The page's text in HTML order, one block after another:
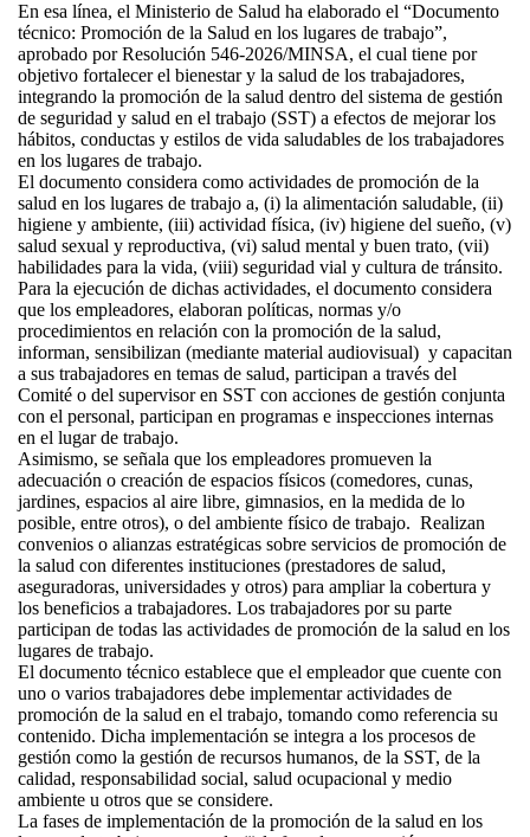
En esa línea, el Ministerio de Salud ha elaborado el “Documento
técnico: Promoción de la Salud en los lugares de trabajo”,
aprobado por Resolución 546-2026/MINSA, el cual tiene por
objetivo fortalecer el bienestar y la salud de los trabajadores,
integrando la promoción de la salud dentro del sistema de gestión
de seguridad y salud en el trabajo (SST) a efectos de mejorar los
hábitos, conductas y estilos de vida saludables de los trabajadores
en los lugares de trabajo.
El documento considera como actividades de promoción de la
salud en los lugares de trabajo a, (i) la alimentación saludable, (ii)
higiene y ambiente, (iii) actividad física, (iv) higiene del sueño, (v)
salud sexual y reproductiva, (vi) salud mental y buen trato, (vii)
habilidades para la vida, (viii) seguridad vial y cultura de tránsito.
Para la ejecución de dichas actividades, el documento considera
que los empleadores, elaboran políticas, normas y/o
procedimientos en relación con la promoción de la salud,
informan, sensibilizan (mediante material audiovisual) y capacitan
a sus trabajadores en temas de salud, participan a través del
Comité o del supervisor en SST con acciones de gestión conjunta
con el personal, participan en programas e inspecciones internas
en el lugar de trabajo.
Asimismo, se señala que los empleadores promueven la
adecuación o creación de espacios físicos (comedores, cunas,
jardines, espacios al aire libre, gimnasios, en la medida de lo
posible, entre otros), o del ambiente físico de trabajo. Realizan
convenios o alianzas estratégicas sobre servicios de promoción de
la salud con diferentes instituciones (prestadores de salud,
aseguradoras, universidades y otros) para ampliar la cobertura y
los beneficios a trabajadores. Los trabajadores por su parte
participan de todas las actividades de promoción de la salud en los
lugares de trabajo.
El documento técnico establece que el empleador que cuente con
uno o varios trabajadores debe implementar actividades de
promoción de la salud en el trabajo, tomando como referencia su
contenido. Dicha implementación se integra a los procesos de
gestión como la gestión de recursos humanos, de la SST, de la
calidad, responsabilidad social, salud ocupacional y medio
ambiente u otros que se considere.
La fases de implementación de la promoción de la salud en los